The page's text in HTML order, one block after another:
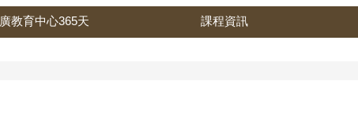
教育中心365天 課程資訊